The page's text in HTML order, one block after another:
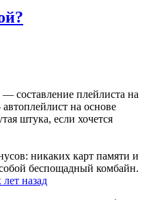
составление плейлиста на
на основе
штука, если хочется
никаких карт памяти и
беспощадный комбайн.
лет назад